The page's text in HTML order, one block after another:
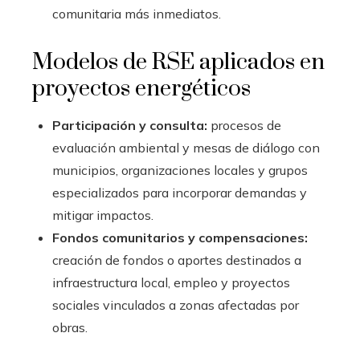
comunitaria más inmediatos.
Modelos de RSE aplicados en
proyectos energéticos
Participación y consulta: procesos de
evaluación ambiental y mesas de diálogo con
municipios, organizaciones locales y grupos
especializados para incorporar demandas y
mitigar impactos.
Fondos comunitarios y compensaciones:
creación de fondos o aportes destinados a
infraestructura local, empleo y proyectos
sociales vinculados a zonas afectadas por
obras.